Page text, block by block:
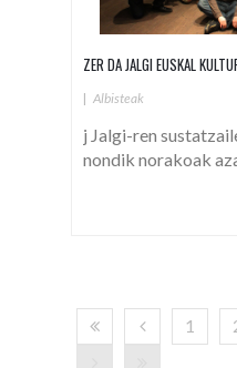
ZER DA JALGI EUSKAL
| Albisteak
j Jalgi-ren
nondik norakoak
1